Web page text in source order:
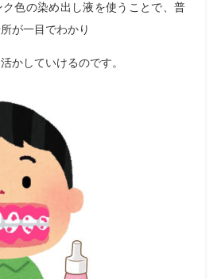
色の染め出し液を使うことで、普
が一目でわかり
かしていけるのです。